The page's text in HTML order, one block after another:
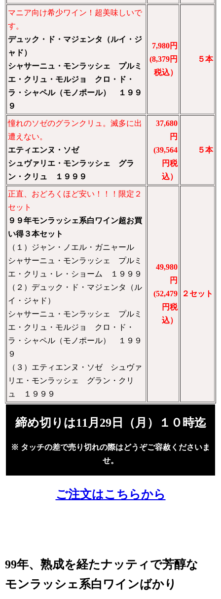
マニア向け希少ワイン！超美味しいで
す。
デュック・ド・マジェンタ（ルイ・ジ
ャド）
シャサーニュ・モンラッシェ プルミ
エ・クリュ・モルジョ クロ・ド・
ラ・シャペル（モノポール） １９９
９
7,980円
(8,379円
税込）
５本
憧れのソゼのグランクリュ。滅多に出
遭えない。
エティエンヌ・ソゼ
シュヴァリエ・モンラッシェ グラ
ン・クリュ １９９９
37,680
円
(39,564
円税
込）
５本
正直、おどろくほど安い！！！限定２
セット
９９年モンラッシェ系白ワイン超お買
い得３本セット
（１）ジャン・ノエル・ガニャール
シャサーニュ・モンラッシェ プルミ
エ・クリュ・レ・ショーム １９９９
（２）デュック・ド・マジェンタ（ル
イ・ジャド）
シャサーニュ・モンラッシェ プルミ
エ・クリュ・モルジョ クロ・ド・
ラ・シャペル（モノポール） １９９
９
（３）エティエンヌ・ソゼ シュヴァ
リエ・モンラッシェ グラン・クリ
ュ １９９９
49,980
円
(52,479
円税
込）
２セット
締め切りは11月29日（月）１０時迄
※ タッチの差で売り切れの際はどうぞご容赦くださいま
せ。
ご注文はこちらから
99年、熟成を経たナッティで芳醇な
モンラッシェ系白ワインばかり